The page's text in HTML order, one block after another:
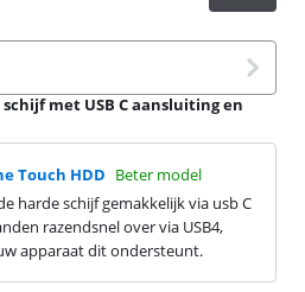
met USB C aansluiting en
Touch HDD Beter model
harde schijf gemakkelijk via usb C
razendsnel over via USB4,
apparaat dit ondersteunt.